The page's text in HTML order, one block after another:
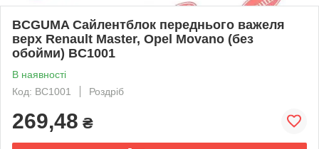
BCGUMA Сайлентблок переднього важеля
верх Renault Master, Opel Movano (без
обойми) BC1001
В наявності
Код: BC1001
Роздріб
269,48 ₴